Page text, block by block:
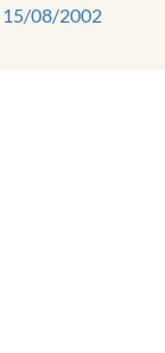
15/08/2002